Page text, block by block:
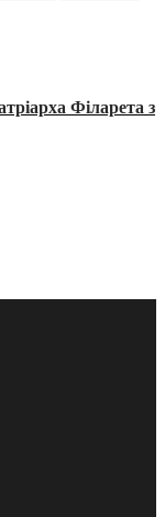
Філарета з